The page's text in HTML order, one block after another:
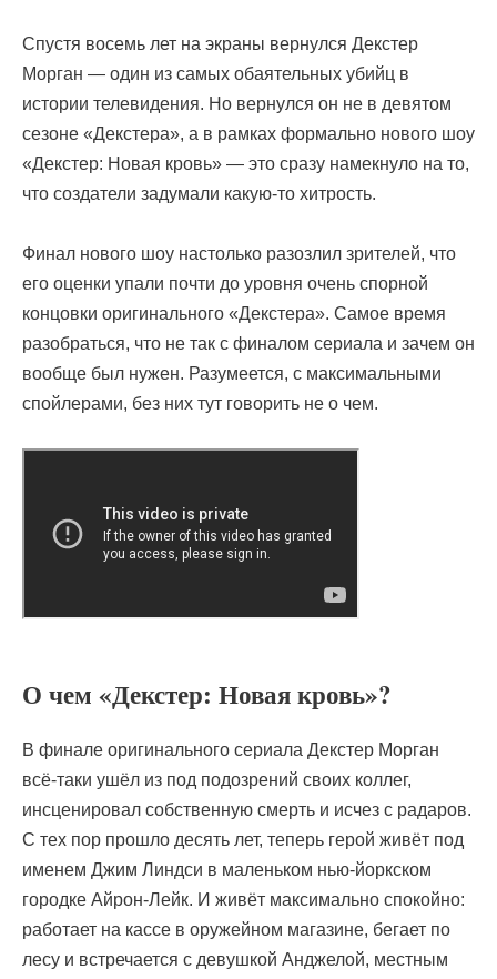
Спустя восемь лет на экраны вернулся Декстер
Морган — один из самых обаятельных убийц в
истории телевидения. Но вернулся он не в девятом
сезоне «Декстера», а в рамках формально нового шоу
«Декстер: Новая кровь» — это сразу намекнуло на то,
что создатели задумали какую-то хитрость.
Финал нового шоу настолько разозлил зрителей, что
его оценки упали почти до уровня очень спорной
концовки оригинального «Декстера». Самое время
разобраться, что не так с финалом сериала и зачем он
вообще был нужен. Разумеется, с максимальными
спойлерами, без них тут говорить не о чем.
О чем «Декстер: Новая кровь»?
В финале оригинального сериала Декстер Морган
всё-таки ушёл из под подозрений своих коллег,
инсценировал собственную смерть и исчез с радаров.
С тех пор прошло десять лет, теперь герой живёт под
именем Джим Линдси в маленьком нью-йоркском
городке Айрон-Лейк. И живёт максимально спокойно:
работает на кассе в оружейном магазине, бегает по
лесу и встречается с девушкой Анджелой, местным